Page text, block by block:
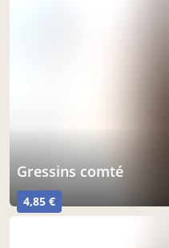
gressins comté
4,85 €